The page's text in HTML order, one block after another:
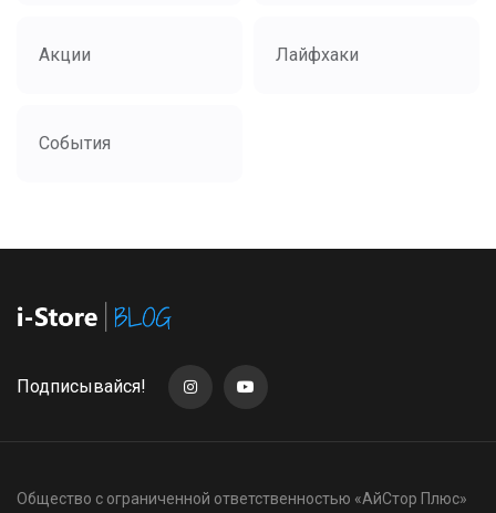
Акции Лайфхаки
События
Подписывайся!
Общество с ограниченной ответственностью «АйСтор Плюс»